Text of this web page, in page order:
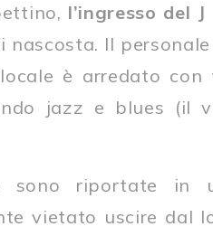
l’ingresso del
Il
è arredato
jazz e blues (il
sono riportate in
vietato uscire dal